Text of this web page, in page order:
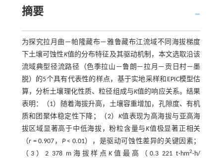
摘要
为探究拉月曲—帕隆藏布—雅鲁藏布江流域不同海拔梯度
下土壤可蚀性K值的分布特征及其驱动机制，本文选取沿该
流域典型径流路径（色季拉山—鲁朗—拉月—贡日村—墨
脱）的5个具有代表性的样点，基于实地采样和EPIC模型估
算，分析土壤理化性质、粒径组成与K值的响应关系。结果
表明：（1）随着海拔升高，土壤容重增加，孔隙度、有机
质和团聚体稳定性下降；（2） K值表现为高海拔与亚高海
拔区域显著高于中低海拔，粉粒含量与K值极显著正相关
（r = 0.907， P< 0.01），是驱动可蚀性差异的关键因素；
（3）2 378 m海拔样点K值最高（0.3 221 t·hm2·h/